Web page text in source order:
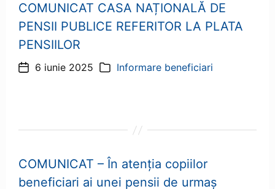
COMUNICAT CASA NAȚIONALĂ DE
PENSII PUBLICE REFERITOR LA PLATA
PENSIILOR
Dată6 iunie 2025 Categorii
Informare beneficiari
COMUNICAT – În atenţia copiilor
beneficiari ai unei pensii de urmaş